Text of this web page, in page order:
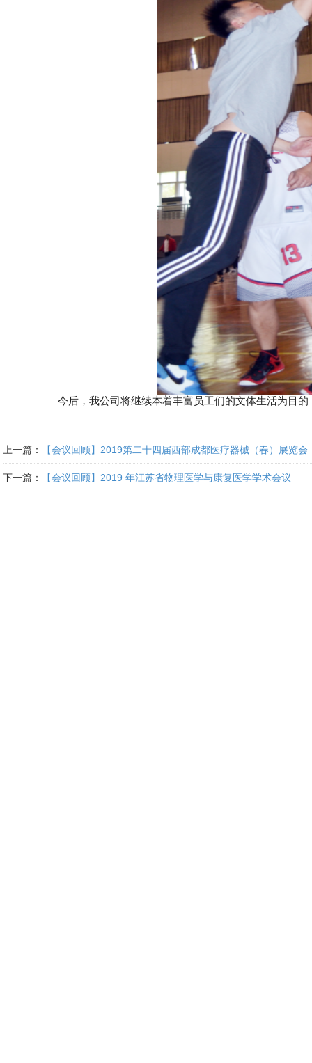
今后，我公司将继续本着丰富员工们的文体生活为目
上一篇： 【会议回顾】2019第二十四届西部成都医疗器械（春）展览会
下一篇： 【会议回顾】2019 年江苏省物理医学与康复医学学术会议